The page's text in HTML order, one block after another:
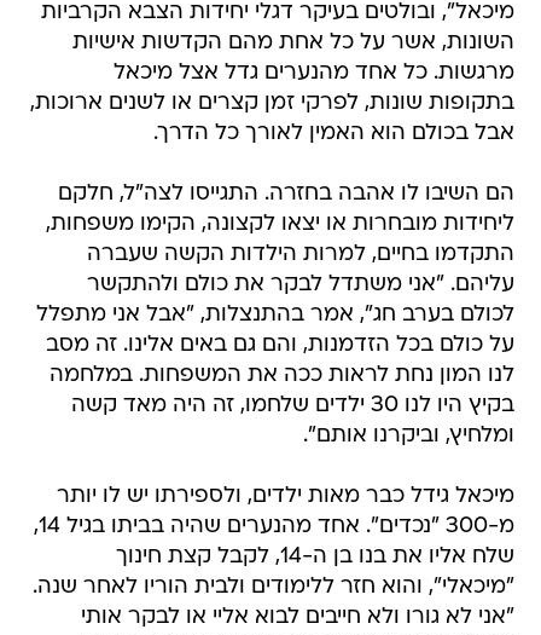
מיכאל", ובולטים בעיקר דגלי יחידות הצבא הקרביות
השונות, אשר על כל אחת מהם הקדשות אישיות
מרגשות. כל אחד מהנערים גדל אצל מיכאל
בתקופות שונות, לפרקי זמן קצרים או לשנים ארוכות,
אבל בכולם הוא האמין לאורך כל הדרך.
הם השיבו לו אהבה בחזרה. התגייסו לצה"ל, חלקם
ליחידות מובחרות או יצאו לקצונה, הקימו משפחות,
התקדמו בחיים, למרות הילדות הקשה שעברה
עליהם. "אני משתדל לבקר את כולם ולהתקשר
לכולם בערב חג", אמר בהתנצלות, "אבל אני מתפלל
על כולם בכל הזדמנות, והם גם באים אלינו. זה מסב
לנו המון נחת לראות ככה את המשפחות. במלחמה
בקיץ היו לנו 30 ילדים שלחמו, זה היה מאד קשה
ומלחיץ, וביקרנו אותם".
מיכאל גידל כבר מאות ילדים, ולספירתו יש לו יותר
מ-300 "נכדים". אחד מהנערים שהיה בביתו בגיל 14,
שלח אליו את בנו בן ה-14, לקבל קצת חינוך
"מיכאלי", והוא חזר ללימודים ולבית הוריו לאחר שנה.
"אני לא גורו ולא חייבים לבוא אליי או לבקר אותי